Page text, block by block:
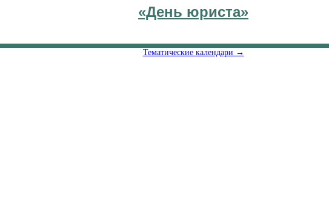
«День юриста»
Тематические календари →